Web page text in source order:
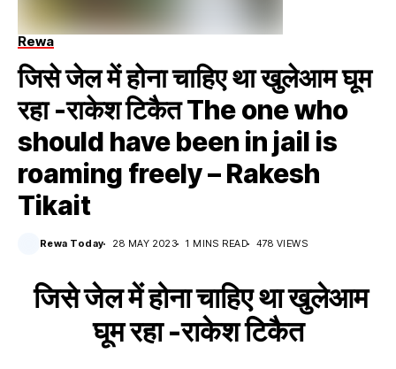
Rewa
जिसे जेल में होना चाहिए था खुलेआम घूम
रहा -राकेश टिकैत The one who
should have been in jail is
roaming freely – Rakesh
Tikait
Rewa Today 28 MAY 2023 1 MINS READ 478 VIEWS
जिसे जेल में होना चाहिए था खुलेआम
घूम रहा -राकेश टिकैत